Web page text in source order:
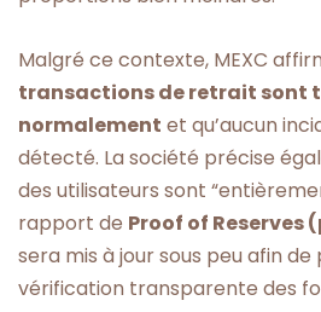
Malgré ce contexte, MEXC
transactions de retrait sont
normalement et qu’aucun
détecté. La société précise
des utilisateurs sont
rapport de Proof of Reserves
sera mis à jour sous peu afin
vérification transparente des